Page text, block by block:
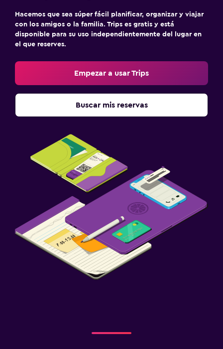
Hacemos que sea súper fácil planificar, organizar y viajar
con los amigos o la familia. Trips es gratis y está
disponible para su uso independientemente del lugar en
el que reserves.
Empezar a usar Trips
Buscar mis reservas